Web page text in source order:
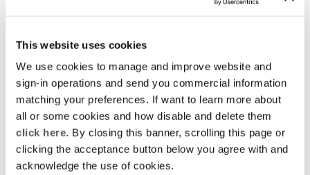
This website uses cookies
We use cookies to manage and improve website and
sign-in operations and send you commercial information
matching your preferences. If want to learn more about
all or some cookies and how disable and delete them
click here. By closing this banner, scrolling this page or
clicking the acceptance button below you agree with and
acknowledge the use of cookies.
posto è stata qualcosa che non dimenticherò!
2026-06-04